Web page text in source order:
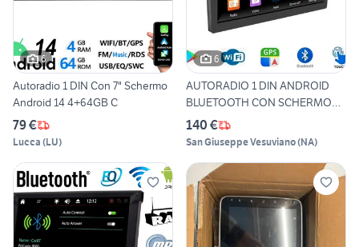
6
Autoradio 1 DIN Con 7" Schermo
Android 14 4+64GB C
79 €
Lucca (LU)
6
AUTORADIO 1 DIN ANDROID
BLUETOOTH CON SCHERMO
DA 9
140 €
San Giuseppe Vesuviano(NA)